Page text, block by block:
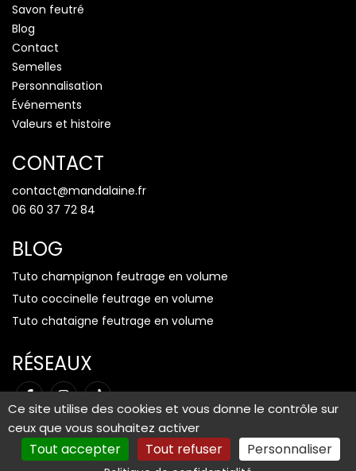
Savon feutré
Blog
Contact
Semelles
Personnalisation
Événements
Valeurs et histoire
CONTACT
contact@mandalaine.fr
06 60 37 72 84
BLOG
Tuto champignon feutrage en volume
Tuto coccinelle feutrage en volume
Tuto chataigne feutrage en volume
RÉSEAUX
Mentions légales Plan du site-Gestion des cookies
© Copyright 2026 Mandalaine
Ce site utilise des cookies et vous donne le contrôle sur
ceux que vous souhaitez activer
Tout accepter Tout refuser Personnaliser